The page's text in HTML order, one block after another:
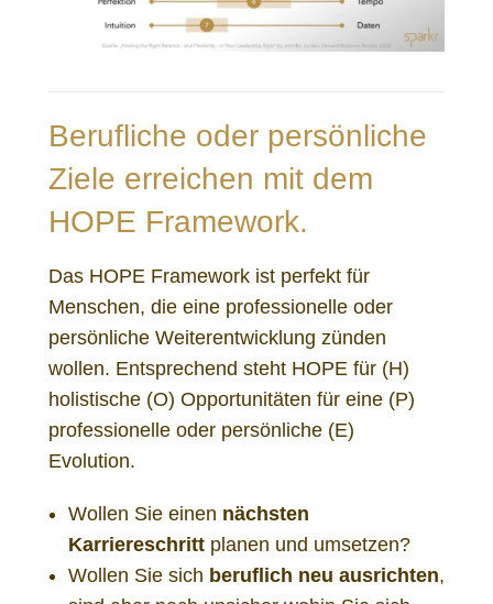
Berufliche oder persönliche
Ziele erreichen mit dem
HOPE Framework.
Das HOPE Framework ist perfekt für
Menschen, die eine professionelle oder
persönliche Weiterentwicklung zünden
wollen. Entsprechend steht HOPE für (H)
holistische (O) Opportunitäten für eine (P)
professionelle oder persönliche (E)
Evolution.
Wollen Sie einen nächsten
Karriereschrittplanen und umsetzen?
Wollen Sie sich beruflich neu ausrichten,